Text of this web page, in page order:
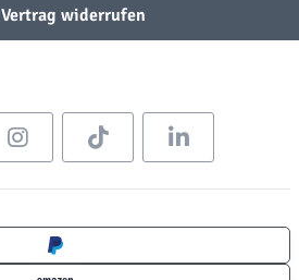
Vertrag widerrufen